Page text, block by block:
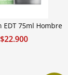
EDT 75ml Hombre
$22.900